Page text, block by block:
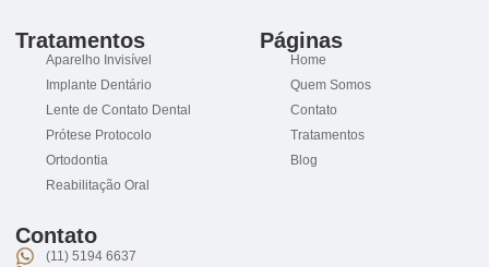
Tratamentos
Aparelho Invisível
Implante Dentário
Lente de Contato Dental
Prótese Protocolo
Ortodontia
Reabilitação Oral
Páginas
Home
Quem Somos
Contato
Tratamentos
Blog
Contato
(11) 5194 6637